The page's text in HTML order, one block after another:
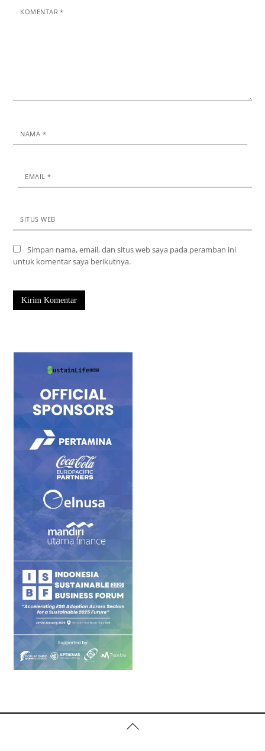
KOMENTAR*
NAMA *
EMAIL*
SITUS WEB
Simpan nama, email, dan situs web saya pada peramban ini
untuk komentar saya berikutnya.
Back
To